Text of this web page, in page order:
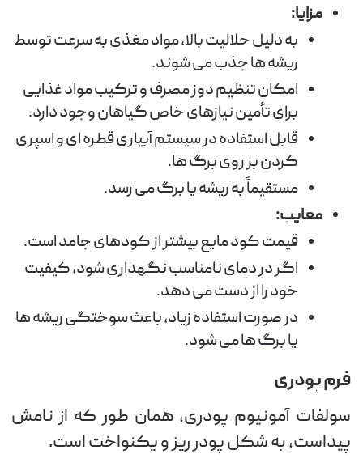
مزایا:
به دلیل حلالیت بالا، مواد مغذی به سرعت توسط
ریشه ها جذب می شوند.
امکان تنظیم دوز مصرف و ترکیب مواد غذایی
برای تأمین نیازهای خاص گیاهان وجود دارد.
قابل استفاده در سیستم آبیاری قطره ای و اسپری
کردن بر روی برگ ها.
مستقیماً به ریشه یا برگ می رسد.
معایب:
قیمت کود مایع بیشتر از کودهای جامد است.
اگر در دمای نامناسب نگهداری شود، کیفیت
خود را از دست می دهد.
در صورت استفاده زیاد، باعث سوختگی ریشه ها
یا برگ ها می شود.
فرم پودری
سولفات آمونیوم پودری، همان طور که از نامش
پیداست، به شکل پودر ریز و یکنواخت است.